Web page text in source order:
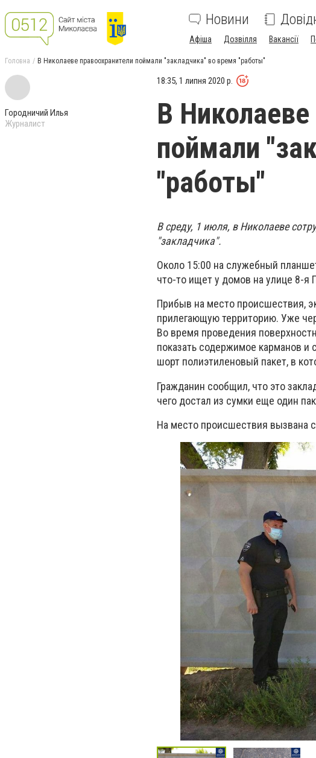
Новини
Афіша Дозвілля Вакансії
Головна В Николаеве правоохранители поймали "закладчика" во время "работы"
Городничий Илья
Журналист
18:35, 1 липня 2020 р.
В Николаеве
поймали
"работы"
В среду, 1 июля, в Николаеве
"закладчика".
Около 15:00 на служебный
что-то ищет у домов на улице 8-я
Прибыв на место происшествия,
прилегающую территорию. Уже
Во время проведения
показать содержимое карманов и
шорт полиэтиленовый пакет, в
Гражданин сообщил, что это
чего достал из сумки еще один
На место происшествия вызвана